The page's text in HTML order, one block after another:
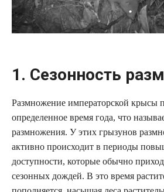
1. Сезонность
Размножение императорской крысы
определенное время года, что
размножения. У этих грызунов
активно происходит в периоды
доступности, которые обычно
сезонных дождей. В это время